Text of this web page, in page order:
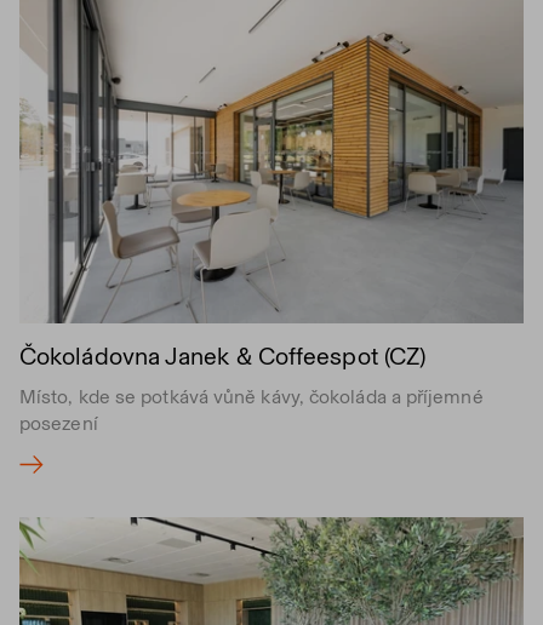
Čokoládovna Janek & Coffeespot (CZ)
Místo, kde se potkává vůně kávy, čokoláda a příjemné
posezení